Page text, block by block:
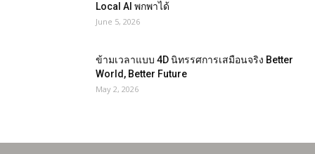
Local AI พกพาได้
June 5, 2026
ข้ามเวลาแบบ 4D นิทรรศการเสมือนจริง Better
World, Better Future
May 2, 2026